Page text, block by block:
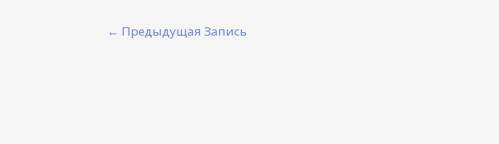
← Предыдущая Запись